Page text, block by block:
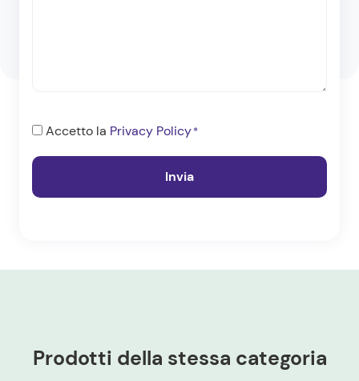
Consenso
Accetto la Privacy Policy*
Prodotti della stessa categoria